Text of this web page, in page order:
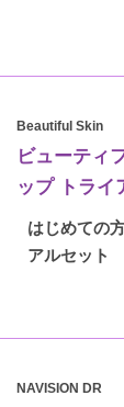
Beautiful Skin
ビューティ
ップ トライ
はじめての
アルセット
NAVISION DR